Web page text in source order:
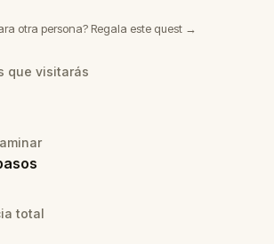
otra persona? Regala este quest →
que visitarás
total